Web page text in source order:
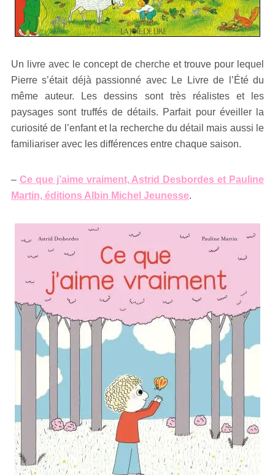
Un livre avec le concept de cherche et trouve pour lequel
Pierre s’était déjà passionné avec Le Livre de l’Été du
même auteur. Les dessins sont très réalistes et les
paysages sont truffés de détails. Parfait pour éveiller la
curiosité de l’enfant et la recherche du détail mais aussi le
familiariser avec les différences entre chaque saison.
– Ce que j’aime vraiment, Astrid Desbordes et Pauline
Martin, éditions Albin Michel Jeunesse.